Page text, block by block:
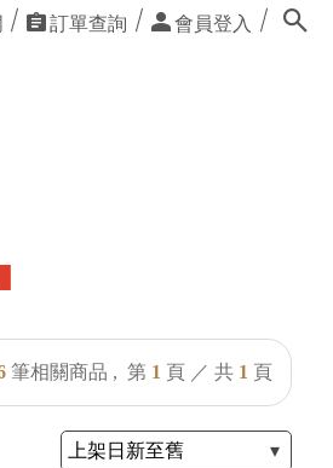
訂單查詢 會員登入
筆相關商品 , 第 1 頁 ／ 共 1 頁